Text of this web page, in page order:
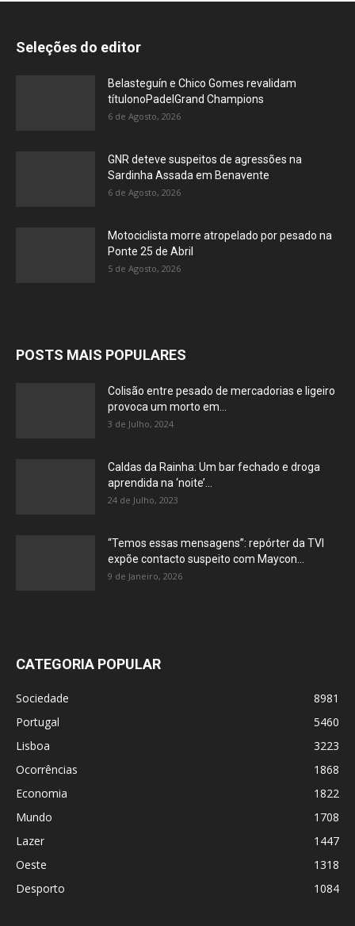
Seleções do editor
Belasteguín e Chico Gomes revalidam
títulonoPadelGrand Champions
6 de Agosto, 2026
GNR deteve suspeitos de agressões na
Sardinha Assada em Benavente
6 de Agosto, 2026
Motociclista morre atropelado por pesado na
Ponte 25 de Abril
5 de Agosto, 2026
POSTS MAIS POPULARES
Colisão entre pesado de mercadorias e ligeiro
provoca um morto em...
3 de Julho, 2024
Caldas da Rainha: Um bar fechado e droga
aprendida na ‘noite’...
24 de Julho, 2023
“Temos essas mensagens”: repórter da TVI
expõe contacto suspeito com Maycon...
9 de Janeiro, 2026
CATEGORIA POPULAR
Sociedade
8981
Portugal
5460
Lisboa
3223
Ocorrências
1868
Economia
1822
Mundo
1708
Lazer
1447
Oeste
1318
Desporto
1084